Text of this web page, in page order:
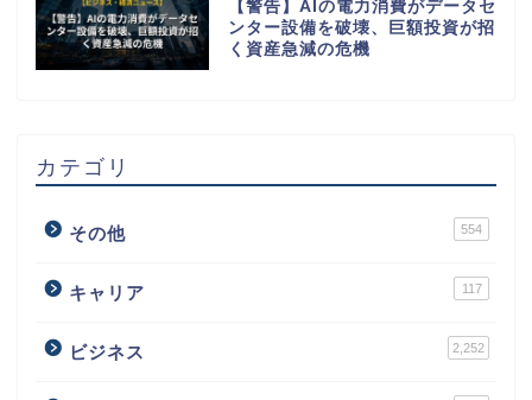
【警告】AIの電力消費がデータセ
ンター設備を破壊、巨額投資が招
く資産急減の危機
カテゴリ
その他 554
キャリア 117
ビジネス 2,252